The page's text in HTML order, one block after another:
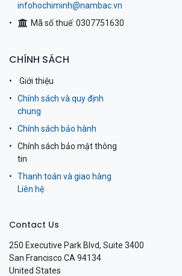
infohochiminh@nambac.vn
Mã số thuế: 0307751630
CHÍNH SÁCH
Giới thiệu
Chính sách và quy định
chung
Chính sách bảo hành
Chính sách bảo mật thông
tin
Thanh toán và giao hàng
Liên hệ
Contact Us
250 Executive Park Blvd, Suite 3400
San Francisco CA 94134
United States